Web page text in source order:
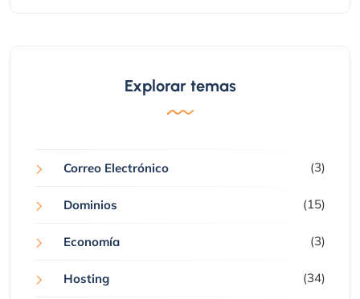
Explorar temas
Correo Electrónico (3)
Dominios (15)
Economía (3)
Hosting (34)